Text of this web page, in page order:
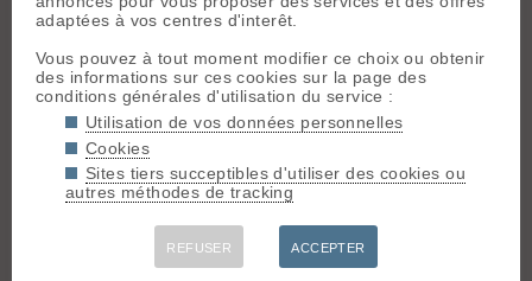
sont tordus. Je voudrais les remplacer mais je n'arrive pas à
aucune réponse.
Leki propose des leviers pour ses bâtons mais chez
Komperdell, les pièces de rechange ne s'étendent qu'aux
rondelles de bâtons (c'est bien d'être confiant).
Est-ce que quelqu'un aurait une solution à ce problème ?
Merci d'avance.
adaptées à vos centres d'interêt.
Vous pouvez à tout moment modifier ce choix ou obtenir
des informations sur ces cookies sur la page des
conditions générales d'utilisation du service :
Utilisation de vos données personnelles
Cookies
Sites tiers succeptibles d'utiliser des cookies ou
autres méthodes de tracking
REFUSER ACCEPTER